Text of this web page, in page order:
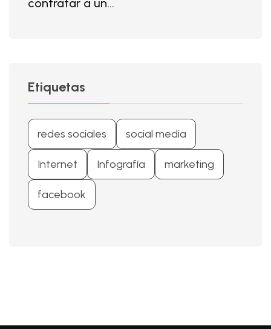
contratar a un...
Etiquetas
redes sociales social media
Internet Infografía marketing
facebook